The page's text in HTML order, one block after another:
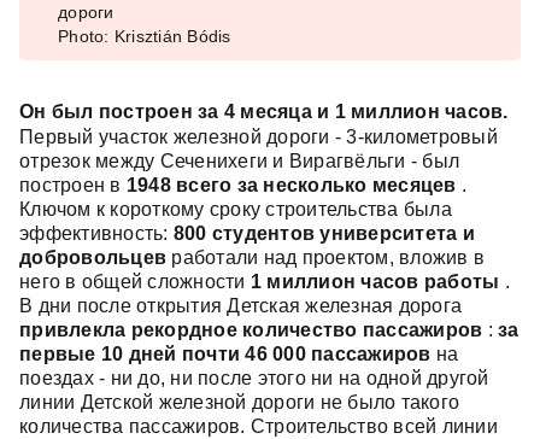
дороги
Photo: Krisztián Bódis
Он был построен за 4 месяца и 1 миллион часов.
Первый участок железной дороги - 3-километровый
отрезок между Сеченихеги и Вирагвёльги - был
построен в 1948 всего за несколько месяцев .
Ключом к короткому сроку строительства была
эффективность: 800 студентов университета и
добровольцев работали над проектом, вложив в
него в общей сложности 1 миллион часов работы .
В дни после открытия Детская железная дорога
привлекла рекордное количество пассажиров : за
первые 10 дней почти 46 000 пассажиров на
поездах - ни до, ни после этого ни на одной другой
линии Детской железной дороги не было такого
количества пассажиров. Строительство всей линии